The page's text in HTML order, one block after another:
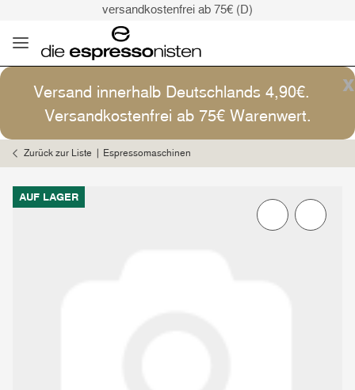
versandkostenfrei ab 75€ (D)
Versand: 4,90€ (D)
versandkostenfrei ab 75€ (D)
Kaffee ist Kunst
x
Versand innerhalb Deutschlands 4,90€.
Versandkostenfrei ab 75€ Warenwert.
Zurück zur Liste Espressomaschinen
AUF LAGER